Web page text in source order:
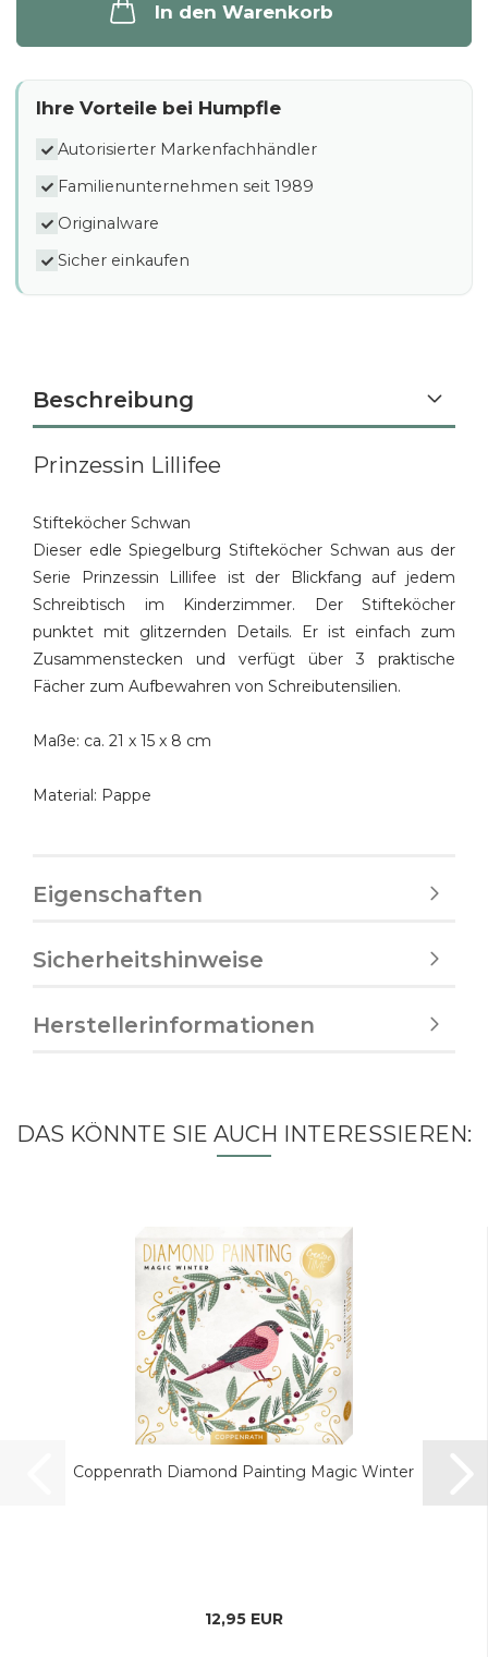
In den Warenkorb
Ihre Vorteile bei Humpfle
Autorisierter Markenfachhändler
Familienunternehmen seit 1989
Originalware
Sicher einkaufen
Beschreibung
Prinzessin Lillifee
Stifteköcher Schwan
Dieser edle Spiegelburg Stifteköcher Schwan aus der
Serie Prinzessin Lillifee ist der Blickfang auf jedem
Schreibtisch im Kinderzimmer. Der Stifteköcher
punktet mit glitzernden Details. Er ist einfach zum
Zusammenstecken und verfügt über 3 praktische
Fächer zum Aufbewahren von Schreibutensilien.
Maße: ca. 21 x 15 x 8 cm
Material: Pappe
Eigenschaften
Sicherheitshinweise
Herstellerinformationen
DAS KÖNNTE SIE AUCH INTERESSIEREN:
Coppenrath Diamond Painting Magic Winter
12,95 EUR